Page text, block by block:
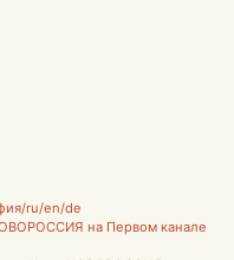
ru/en/de
на Первом канале